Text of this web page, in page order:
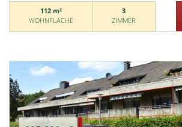
112 m²
WOHNFLÄCHE
3
ZIMMER